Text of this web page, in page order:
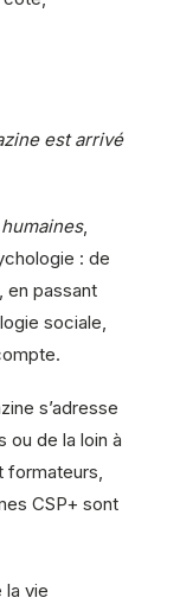
est arrivé
,
: de
en passant
sociale,
s’adresse
ou de la loin à
formateurs,
CSP+ sont
la vie